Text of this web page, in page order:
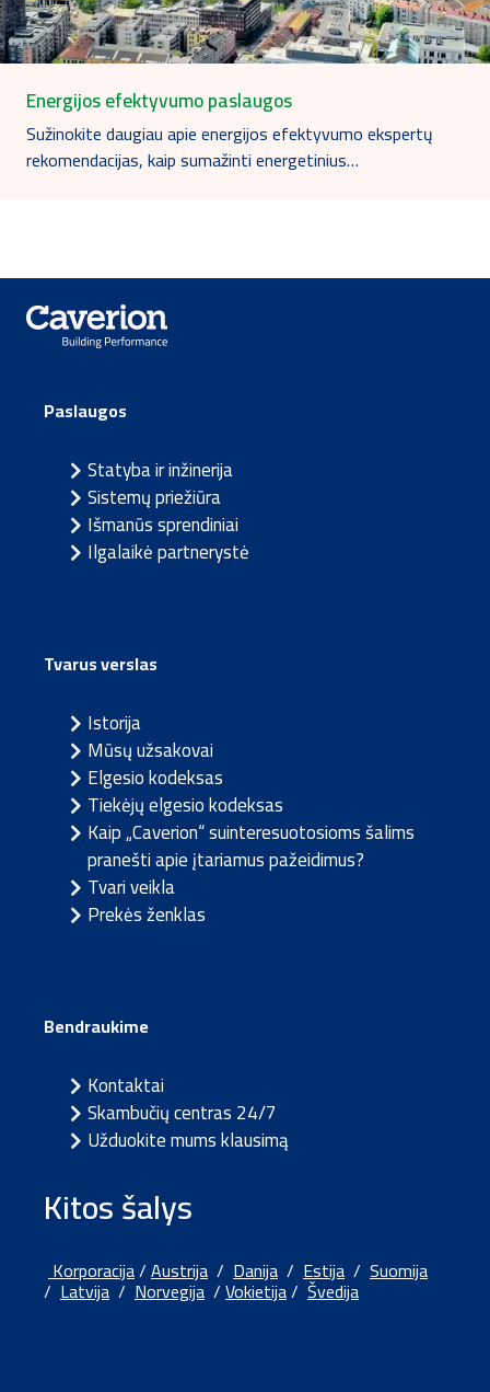
Energijos efektyvumo paslaugos
Sužinokite daugiau apie energijos efektyvumo ekspertų
rekomendacijas, kaip sumažinti energetinius…
Paslaugos
Statyba ir inžinerija
Sistemų priežiūra
Išmanūs sprendiniai
Ilgalaikė partnerystė
Tvarus verslas
Istorija
Mūsų užsakovai
Elgesio kodeksas
Tiekėjų elgesio kodeksas
Kaip „Caverion“ suinteresuotosioms šalims
pranešti apie įtariamus pažeidimus?
Tvari veikla
Prekės ženklas
Bendraukime
Kontaktai
Skambučių centras 24/7
Užduokite mums klausimą
Kitos šalys
Korporacija/Austrija / Danija / Estija / Suomija
/ Latvija / Norvegija /Vokietija/ Švedija